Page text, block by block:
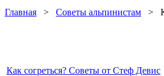
Главная > Советы альпинистам >
Как согреться? Советы от Стеф Девис